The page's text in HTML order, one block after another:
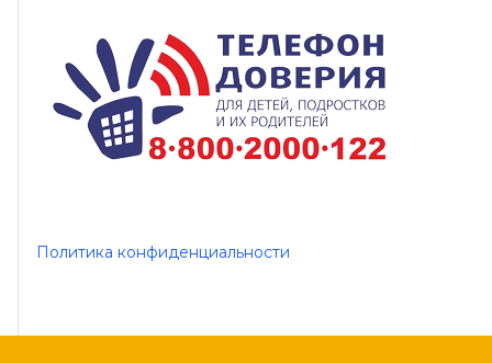
Политика конфиденциальности